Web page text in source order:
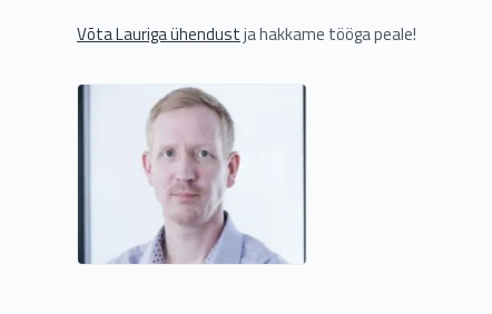
Võta Lauriga ühendustja hakkame tööga peale!